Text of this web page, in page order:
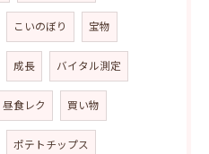
こいのぼり 宝物
成長 バイタル測定
昼食レク 買い物
ポテトチップス